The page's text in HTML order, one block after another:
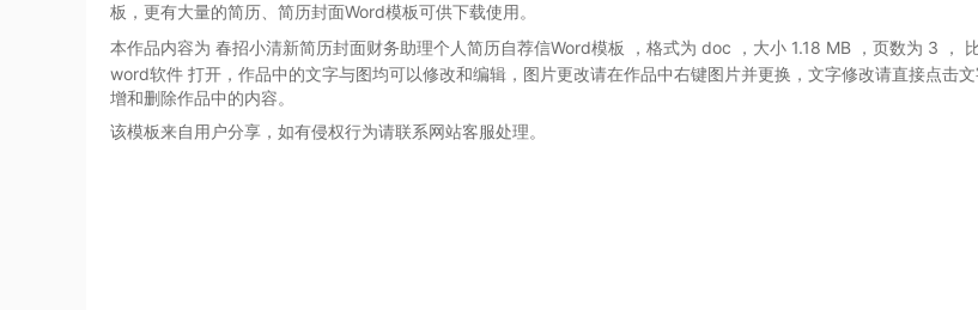
板，更有大量的简历、简历封面Word模板可供下载使用。
本作品内容为 春招小清新简历封面财务助理个人简历自荐信Word模板
，格式为 doc ，大小 1.18 MB ，页数为 3 ，
word软件 打开，作品中的文字与图均可以修改和编辑，图片更改请在作品中右键图片并更换，文字修改请直接点击
增和删除作品中的内容。
该模板来自用户分享，如有侵权行为请联系网站客服处理。